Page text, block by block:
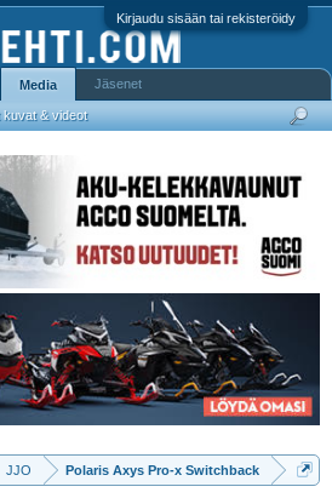
Kirjaudu sisään tai rekisteröidy
JJO Polaris Axys Pro-x Switchback
Media
kuvat & videot
Jäsenet